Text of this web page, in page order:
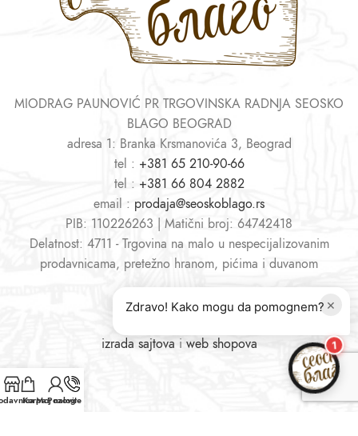
MIODRAG PAUNOVIĆ PR TRGOVINSKA RADNJA SEOSKO
BLAGO BEOGRAD
adresa 1: Branka Krsmanovića 3, Beograd
tel : +381 65 210-90-66
tel : +381 66 804 2882
email : prodaja@seoskoblago.rs
PIB: 110226263 | Matični broj: 64742418
Delatnost: 4711 - Trgovina na malo u nespecijalizovanim
prodavnicama, pretežno hranom, pićima i duvanom
izrada sajtova i web shopova
KorpaMoj nalog
Pozovite nas
×
Zdravo! Kako mogu da pomognem?
1